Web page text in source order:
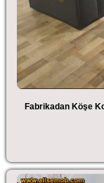
Fabrikadan Köşe